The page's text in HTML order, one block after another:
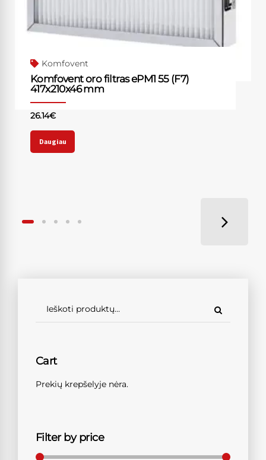
Komfovent
Komfovent oro filtras ePM1 55 (F7)
417x210x46 mm
26.14€
Daugiau
Cart
Prekių krepšelyje nėra.
Filter by price